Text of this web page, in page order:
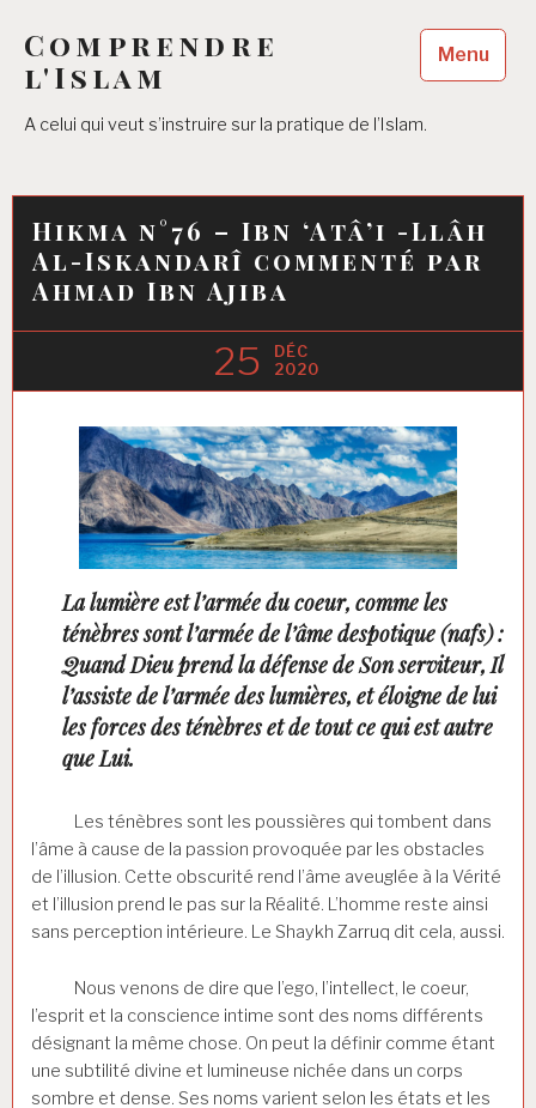
contenu
principal
Comprendre
l'Islam
A celui qui veut s’instruire sur la pratique de l’Islam.
Menu
Hikma n°76 – Ibn ‘Atâ’i -Llâh
Al-Iskandarî commenté par
Ahmad Ibn Ajiba
25
DÉC
2020
La lumière est l’armée du coeur, comme les
ténèbres sont l’armée de l’âme despotique (nafs) :
Quand Dieu prend la défense de Son serviteur, Il
l’assiste de l’armée des lumières, et éloigne de lui
les forces des ténèbres et de tout ce qui est autre
que Lui.
Les ténèbres sont les poussières qui tombent dans
l’âme à cause de la passion provoquée par les obstacles
de l’illusion. Cette obscurité rend l’âme aveuglée à la Vérité
et l’illusion prend le pas sur la Réalité. L’homme reste ainsi
sans perception intérieure. Le Shaykh Zarruq dit cela, aussi.
Nous venons de dire que l’ego, l’intellect, le coeur,
l’esprit et la conscience intime sont des noms différents
désignant la même chose. On peut la définir comme étant
une subtilité divine et lumineuse nichée dans un corps
sombre et dense. Ses noms varient selon les états et les